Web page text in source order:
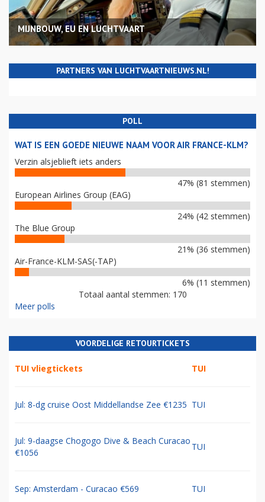
MIJNBOUW, EU EN LUCHTVAART
PARTNERS VAN LUCHTVAARTNIEUWS.NL!
POLL
WAT IS EEN GOEDE NIEUWE NAAM VOOR AIR FRANCE-KLM?
Verzin alsjeblieft iets anders
47% (81 stemmen)
European Airlines Group (EAG)
24% (42 stemmen)
The Blue Group
21% (36 stemmen)
Air-France-KLM-SAS(-TAP)
6% (11 stemmen)
Totaal aantal stemmen: 170
Meer polls
VOORDELIGE RETOURTICKETS
TUI vliegtickets TUI
Jul: 8-dg cruise Oost Middellandse Zee €1235 TUI
Jul: 9-daagse Chogogo Dive & Beach Curacao
€1056
TUI
Sep: Amsterdam - Curacao €569 TUI